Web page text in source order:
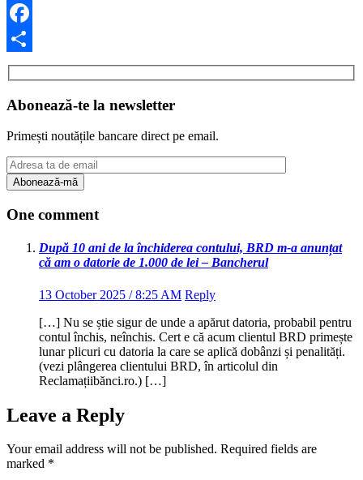
Facebook
Share
Abonează-te la newsletter
Primești noutățile bancare direct pe email.
One comment
După 10 ani de la închiderea contului, BRD m-a anunțat
că am o datorie de 1.000 de lei – Bancherul
13 October 2025 / 8:25 AM Reply
[…] Nu se știe sigur de unde a apărut datoria, probabil pentru
contul închis, neînchis. Cert e că acum clientul BRD primește
lunar plicuri cu datoria la care se aplică dobânzi și penalități.
(vezi plângerea clientului BRD, în articolul din
Reclamațiibănci.ro.) […]
Leave a Reply
Your email address will not be published. Required fields are
marked *